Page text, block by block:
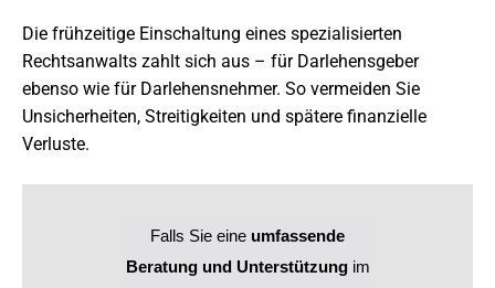
Die frühzeitige Einschaltung eines spezialisierten
Rechtsanwalts zahlt sich aus – für Darlehensgeber
ebenso wie für Darlehensnehmer. So vermeiden Sie
Unsicherheiten, Streitigkeiten und spätere finanzielle
Verluste.
Falls Sie eine umfassende
Beratung und Unterstützungim